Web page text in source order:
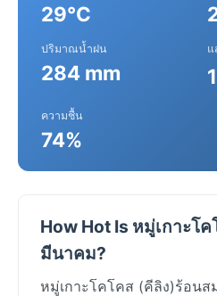
29°C
ปริมาณน้ำฝน
284 mm
แ
ความชื้น
74%
How Hot Is หมู่เกาะโ
มีนาคม?
หมู่เกาะโคโคส (คีลิง)ร้อน